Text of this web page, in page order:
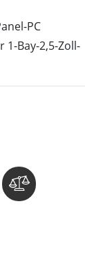
PC
1-Bay-2,5-Zoll-